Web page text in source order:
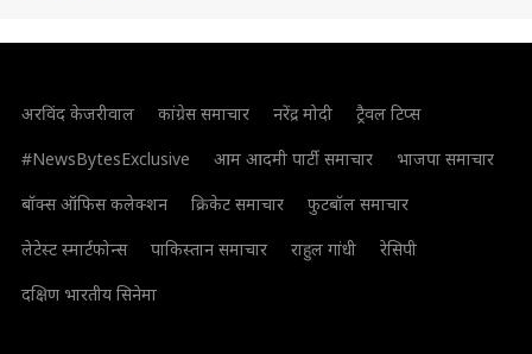
अरविंद केजरीवाल कांग्रेस समाचार नरेंद्र मोदी
ट्रैवल टिप्स
#NewsBytesExclusive
आम आदमी पार्टी समाचार
भाजपा समाचार
बॉक्स ऑफिस कलेक्शन
क्रिकेट समाचार
फुटबॉल समाचार
लेटेस्ट स्मार्टफोन्स
पाकिस्तान समाचार राहुल गांधी
रेसिपी
दक्षिण भारतीय सिनेमा